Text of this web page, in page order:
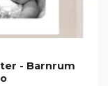
- Barnrum